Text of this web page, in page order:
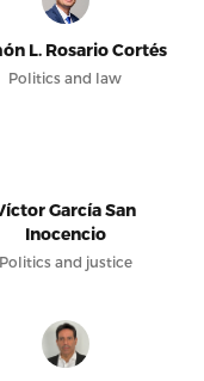
L. Rosario Cortés
Politics and law
García San
Inocencio
Politics and justice